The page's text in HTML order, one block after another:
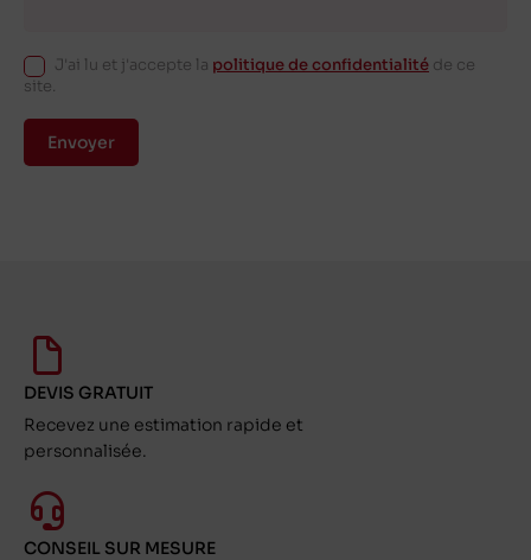
J'ai lu et j'accepte la politique de confidentialité de ce
site.
Envoyer
DEVIS GRATUIT
Recevez une estimation rapide et
personnalisée.
CONSEIL SUR MESURE